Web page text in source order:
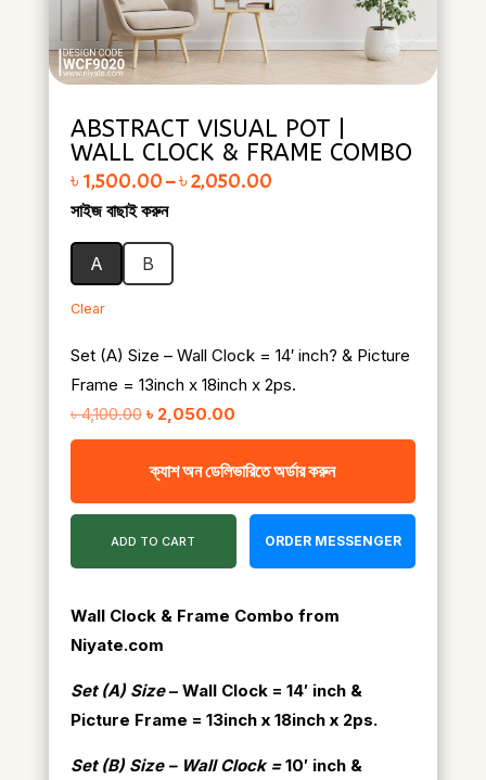
ABSTRACT VISUAL POT |
WALL CLOCK & FRAME COMBO
৳ 1,500.00–৳2,050.00Price range: ৳ 1,500.00 through ৳ 2,050.00
সাইজ বাছাই করুন
A B
Clear
Set (A) Size – Wall Clock = 14′ inch? & Picture
Frame = 13inch x 18inch x 2ps.
৳4,100.00 Original
price
was:
৳ 4,100.00.
৳ 2,050.00Current
price
is:
৳ 2,050.00.
ক্যাশ অন ডেলিভারিতে অর্ডার করুন
ADD TO CART ORDER MESSENGER
Wall Clock & Frame Combo from
Niyate.com
Set (A) Size – Wall Clock = 14′ inch &
Picture Frame = 13inch x 18inch x 2ps.
Set (B) Size – Wall Clock =10′ inch &